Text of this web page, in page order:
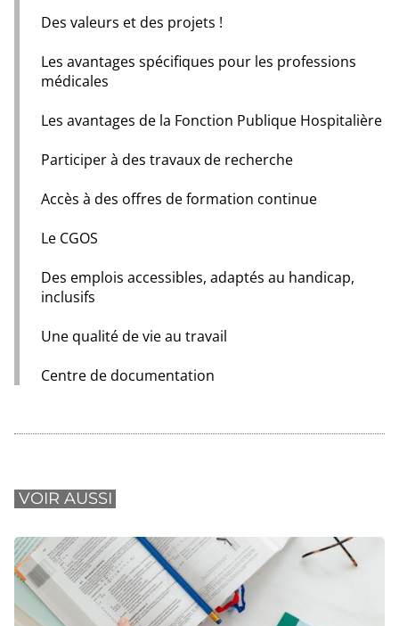
Des valeurs et des projets !
Les avantages spécifiques pour les professions
médicales
Les avantages de la Fonction Publique Hospitalière
Participer à des travaux de recherche
Accès à des offres de formation continue
Le CGOS
Des emplois accessibles, adaptés au handicap,
inclusifs
Une qualité de vie au travail
Centre de documentation
VOIR AUSSI